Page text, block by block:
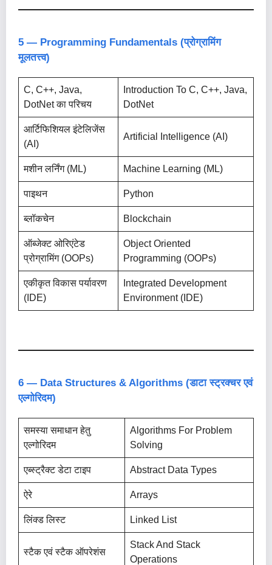
5 — Programming Fundamentals (प्रोग्रामिंग
मूलतत्त्व)
C, C++, Java,
DotNet का परिचय
Introduction To C, C++, Java,
DotNet
आर्टिफिशियल इंटेलिजेंस
(AI)
Artificial Intelligence (AI)
मशीन लर्निंग (ML) Machine Learning (ML)
पाइथन Python
ब्लॉकचेन Blockchain
ऑब्जेक्ट ओरिएंटेड
प्रोग्रामिंग (OOPs)
Object Oriented
Programming (OOPs)
एकीकृत विकास पर्यावरण
(IDE)
Integrated Development
Environment (IDE)
6 — Data Structures & Algorithms (डाटा स्ट्रक्चर एवं
एल्गोरिदम)
समस्या समाधान हेतु
एल्गोरिदम
Algorithms For Problem
Solving
एब्स्ट्रैक्ट डेटा टाइप Abstract Data Types
ऐरे Arrays
लिंक्ड लिस्ट Linked List
स्टैक एवं स्टैक ऑपरेशंस
Stack And Stack
Operations